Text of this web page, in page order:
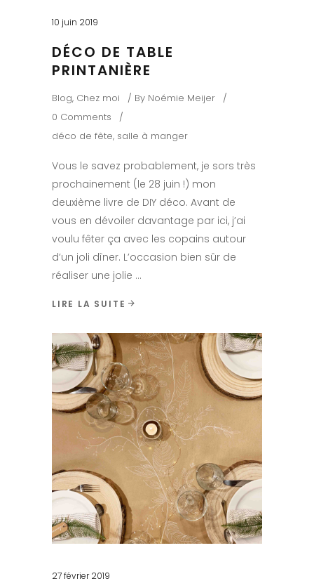
10 juin 2019
DÉCO DE TABLE
PRINTANIÈRE
Blog, Chez moi By Noémie Meijer
0 Comments
déco de fête, salle à manger
Vous le savez probablement, je sors très
prochainement (le 28 juin !) mon
deuxième livre de DIY déco. Avant de
vous en dévoiler davantage par ici, j’ai
voulu fêter ça avec les copains autour
d’un joli dîner. L’occasion bien sûr de
réaliser une jolie
LIRE LA SUITE
27 février 2019